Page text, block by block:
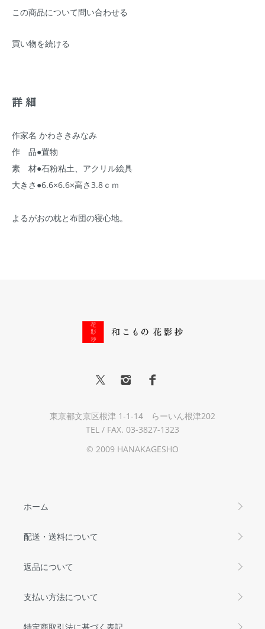
この商品について問い合わせる
買い物を続ける
詳細
作家名 かわさきみなみ
作 品●置物
素 材●石粉粘土、アクリル絵具
大きさ●6.6×6.6×高さ3.8ｃｍ
よるがおの枕と布団の寝心地。
東京都文京区根津 1-1-14 らーいん根津202
TEL / FAX. 03-3827-1323
© 2009 HANAKAGESHO
ホーム
配送・送料について
返品について
支払い方法について
特定商取引法に基づく表記